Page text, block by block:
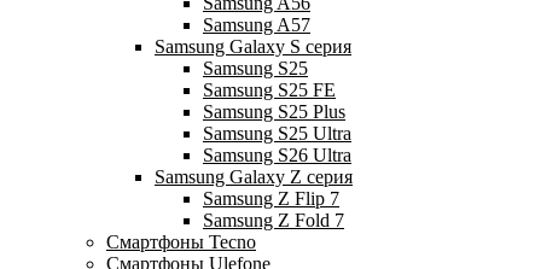
Samsung A57
Samsung Galaxy S серия
Samsung S25
Samsung S25 FE
Samsung S25 Plus
Samsung S25 Ultra
Samsung S26 Ultra
Samsung Galaxy Z серия
Samsung Z Flip 7
Samsung Z Fold 7
Смартфоны Tecno
Смартфоны Ulefone